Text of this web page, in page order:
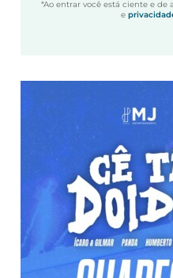
*Ao entrar você está ciente e de
e